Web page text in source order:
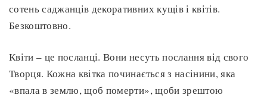
сотень саджанців декоративних кущів і квітів.
Безкоштовно.
Квіти – це посланці. Вони несуть послання від свого
Творця. Кожна квітка починається з насінини, яка
«впала в землю, щоб померти», щоби зрештою